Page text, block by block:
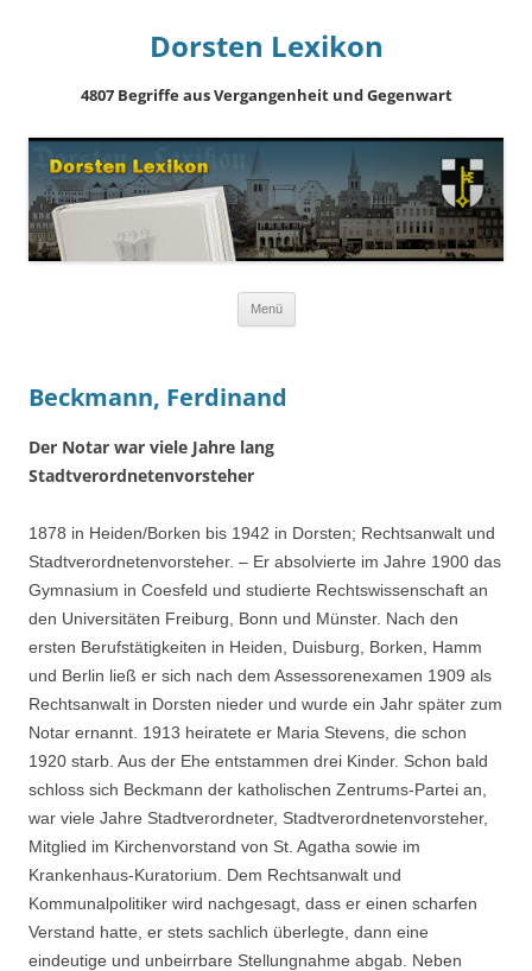
Dorsten Lexikon
4807 Begriffe aus Vergangenheit und Gegenwart
Menü
Beckmann, Ferdinand
Der Notar war viele Jahre lang
Stadtverordnetenvorsteher
1878 in Heiden/Borken bis 1942 in Dorsten; Rechtsanwalt und
Stadtverordnetenvorsteher. – Er absolvierte im Jahre 1900 das
Gymnasium in Coesfeld und studierte Rechtswissenschaft an
den Universitäten Freiburg, Bonn und Münster. Nach den
ersten Berufstätigkeiten in Heiden, Duisburg, Borken, Hamm
und Berlin ließ er sich nach dem Assessorenexamen 1909 als
Rechtsanwalt in Dorsten nieder und wurde ein Jahr später zum
Notar ernannt. 1913 heiratete er Maria Stevens, die schon
1920 starb. Aus der Ehe entstammen drei Kinder. Schon bald
schloss sich Beckmann der katholischen Zentrums-Partei an,
war viele Jahre Stadtverordneter, Stadtverordnetenvorsteher,
Mitglied im Kirchenvorstand von St. Agatha sowie im
Krankenhaus-Kuratorium. Dem Rechtsanwalt und
Kommunalpolitiker wird nachgesagt, dass er einen scharfen
Verstand hatte, er stets sachlich überlegte, dann eine
eindeutige und unbeirrbare Stellungnahme abgab. Neben